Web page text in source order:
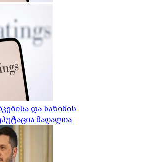
და ხაზინის
მაღალია